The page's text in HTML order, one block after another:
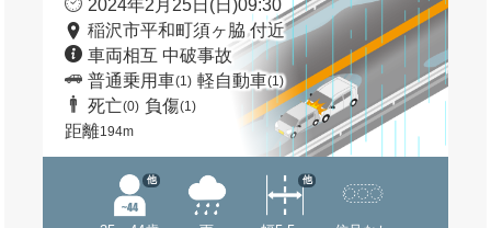
2024年2月25日(日)09:30
稲沢市平和町須ヶ脇 付近
車両相互 中破事故
普通乗用車(1) 軽自動車(1)
死亡(0) 負傷(1)
距離194m
他 他